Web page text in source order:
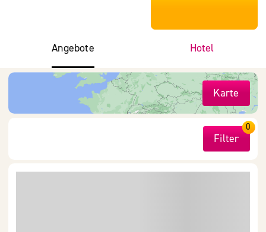
Angebote Hotel
Karte
Filter
0